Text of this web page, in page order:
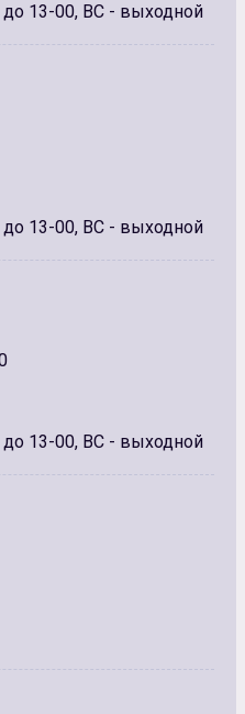
13-00, ВС - выходной
13-00, ВС - выходной
13-00, ВС - выходной